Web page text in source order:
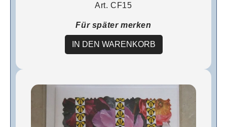
Art. CF15
Für später merken
IN DEN WARENKORB